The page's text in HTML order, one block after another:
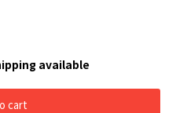
available
cart